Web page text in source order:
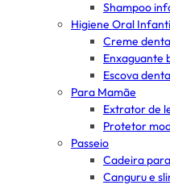
Shampoo
Higiene Oral
Creme
Enxaguante
Escova
Para Mamãe
Extrator de
Protetor
Passeio
Cadeira
Canguru e